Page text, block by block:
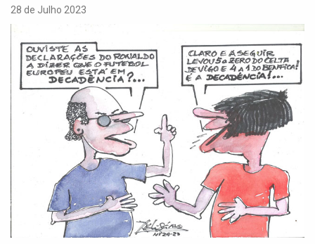
n
28 de Julho 2023